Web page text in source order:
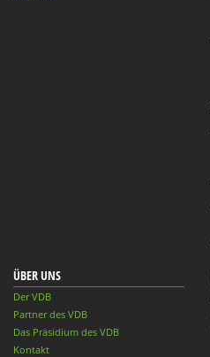
ÜBER UNS
Der VDB
Partner des VDB
Das Präsidium des VDB
Kontakt